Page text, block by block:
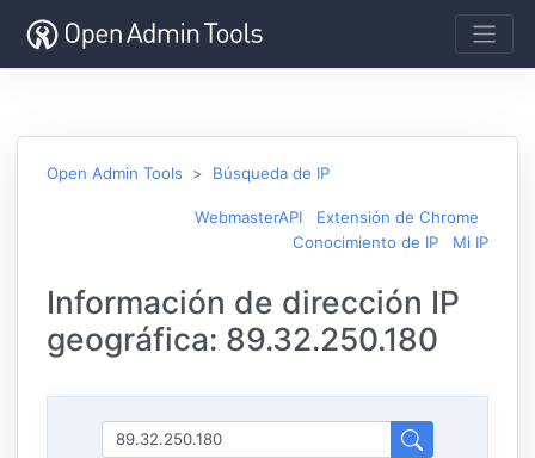
Open Admin Tools Búsqueda de IP
WebmasterAPI
Extensión de Chrome
Conocimiento de IP
Mi IP
Información de dirección IP
geográfica: 89.32.250.180